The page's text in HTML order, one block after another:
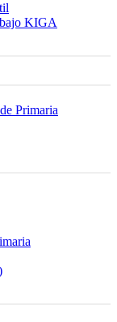
KIGA
Primaria